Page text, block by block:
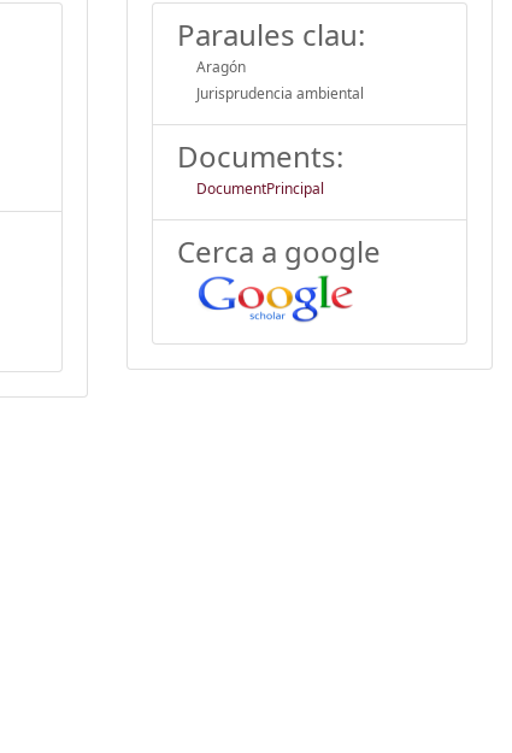
Paraules clau:
Aragón
Jurisprudencia ambiental
Documents:
DocumentPrincipal
Cerca a google